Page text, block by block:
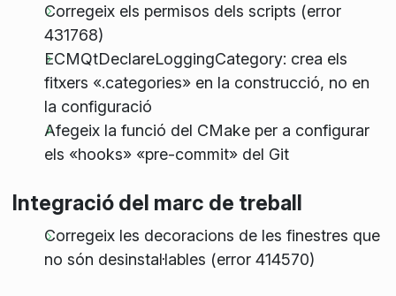
Corregeix els permisos dels scripts (error
431768)
ECMQtDeclareLoggingCategory: crea els
fitxers «.categories» en la construcció, no en
la configuració
Afegeix la funció del CMake per a configurar
els «hooks» «pre-commit» del Git
Integració del marc de treball
Corregeix les decoracions de les finestres que
no són desinstal·lables (error 414570)